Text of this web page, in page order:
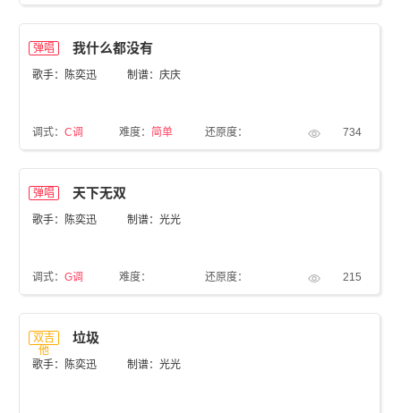
弹唱 我什么都没有
歌手：陈奕迅 制谱：庆庆
调式：C调 难度： 简单 还原度： 734
弹唱 天下无双
歌手：陈奕迅 制谱：光光
调式：G调 难度： 还原度： 215
双吉
他
垃圾
歌手：陈奕迅 制谱：光光